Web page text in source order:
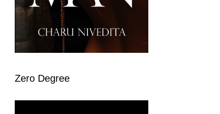
Zero Degree